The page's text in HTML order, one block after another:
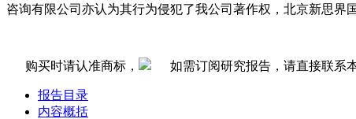
咨询有限公司亦认为其行为侵犯了我公司著作权，北京新思界
购买时请认准商标， 如需订阅研究报告，请直接联系
报告目录
内容概括